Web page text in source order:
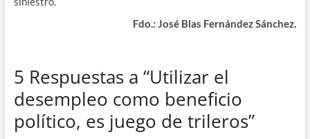
Fdo.: José Blas Fernández Sánchez.
5 Respuestas a “Utilizar el
desempleo como beneficio
político, es juego de trileros”